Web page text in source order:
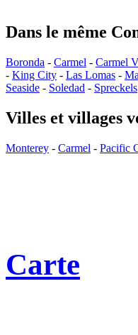
Dans le même
Boronda - Carmel - Carmel
- King City - Las Lomas -
Seaside - Soledad - Spreckels
Villes et villages
Monterey - Carmel - Pacific
Carte